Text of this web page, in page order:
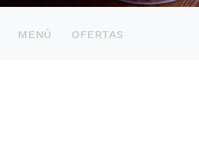
MENÚ OFERTAS